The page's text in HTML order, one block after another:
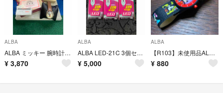
ALBA
ALBA ミッキー 腕時計 レディース ディズニー キャラクターウォッチセイコー
¥ 3,870
ALBA
ALBA LED-21C 3個セット
¥ 5,000
ALBA
【R103】未使用品ALBAミッキーマウス アナログ腕時計
¥ 880